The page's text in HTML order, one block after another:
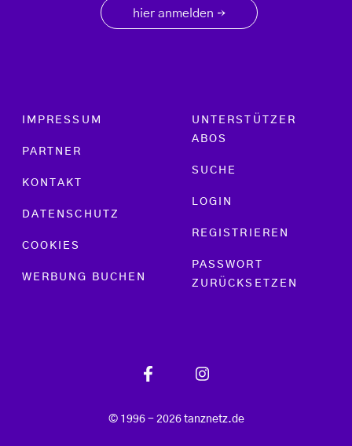
hier anmelden →
Footer menu
IMPRESSUM
PARTNER
KONTAKT
DATENSCHUTZ
COOKIES
WERBUNG BUCHEN
UNTERSTÜTZER
ABOS
SUCHE
LOGIN
REGISTRIEREN
PASSWORT
ZURÜCKSETZEN
© 1996 - 2026 tanznetz.de